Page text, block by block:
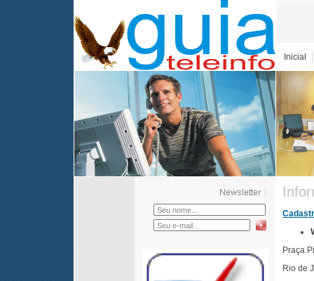
Inicial
Praça
Rio de